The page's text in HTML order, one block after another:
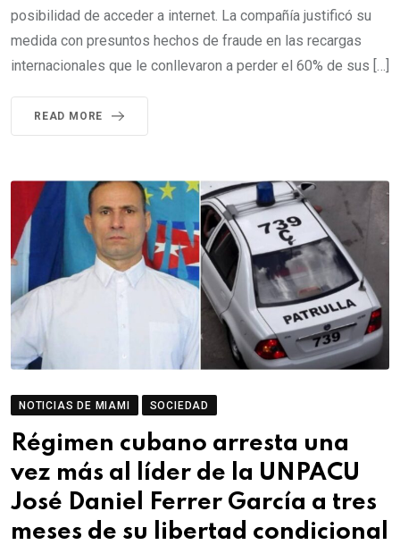
posibilidad de acceder a internet. La compañía justificó su
medida con presuntos hechos de fraude en las recargas
internacionales que le conllevaron a perder el 60% de sus […]
READ MORE
NOTICIAS DE MIAMI SOCIEDAD
Régimen cubano arresta una
vez más al líder de la UNPACU
José Daniel Ferrer García a tres
meses de su libertad condicional